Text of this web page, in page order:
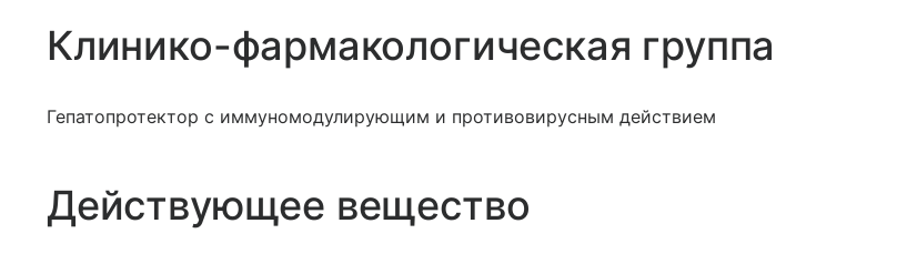
Клинико-фармакологическая группа
Гепатопротектор с иммуномодулирующим и противовирусным действием
Действующее вещество